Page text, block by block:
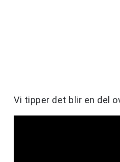
Vi tipper det blir en del